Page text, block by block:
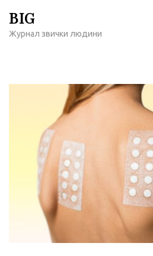
содержимому
BIG
Журнал звички людини